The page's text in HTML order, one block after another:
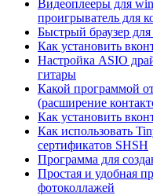
Видеоплееры для
проигрыватель для
Быстрый браузер
Как установить
Настройка ASIO
гитары
Какой программой
(расширение
Как установить
Как использовать
сертификатов SHSH
Программа для
Простая и удобная
фотоколлажей